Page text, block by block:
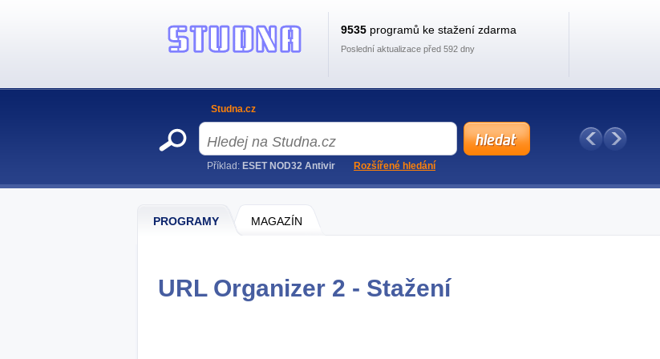
PROGRAMY MAGAZÍN
URL Organizer 2 - Stažení
9535 programů ke stažení zdarma
Poslední aktualizace před 592 dny
Studna.cz
Příklad: ESET NOD32 Antivir Rozšířené hledání